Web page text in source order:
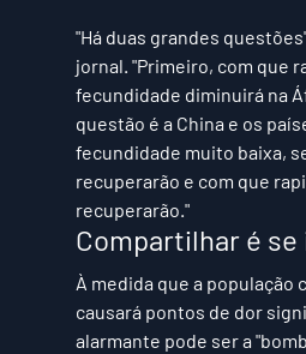
"Há duas grandes
jornal. "Primeiro, com que
fecundidade diminuirá na
questão é a China e os
fecundidade muito baixa,
recuperarão e com que
recuperarão."
Compartilhar é
À medida que a população
causará pontos de dor
alarmante pode ser a